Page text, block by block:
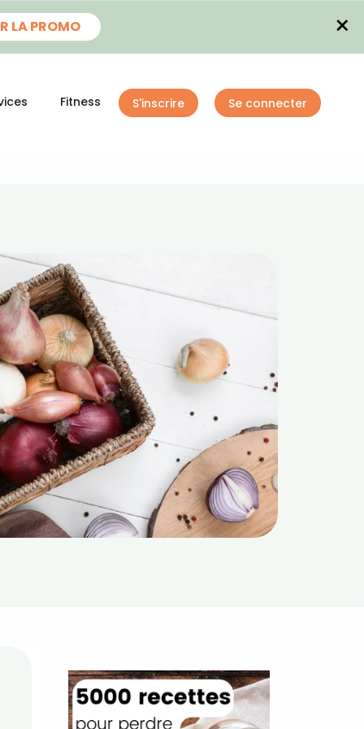
LA PROMO ×
Fitness S'inscrire Se connecter